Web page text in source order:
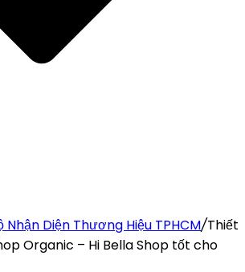
Nhận Diện Thương Hiệu TPHCM/Thiết
Organic – Hi Bella Shop tốt cho